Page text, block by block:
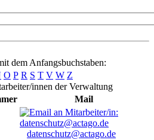
dem Anfangsbuchstaben:
O P R S T V W Z
innen der Verwaltung
Mail
datenschutz@actago.de